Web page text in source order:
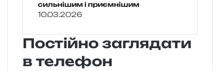
сильнішим і приємнішим
10.03.2026
Постійно заглядати
в телефон